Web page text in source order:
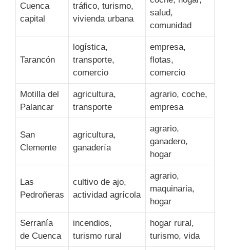
Cuenca
capital
tráfico, turismo,
vivienda urbana
salud,
comunidad
Tarancón
logística,
transporte,
comercio
empresa,
flotas,
comercio
Motilla del
Palancar
agricultura,
transporte
agrario, coche,
empresa
San
Clemente
agricultura,
ganadería
agrario,
ganadero,
hogar
Las
Pedroñeras
cultivo de ajo,
actividad agrícola
agrario,
maquinaria,
hogar
Serranía
de Cuenca
incendios,
turismo rural
hogar rural,
turismo, vida